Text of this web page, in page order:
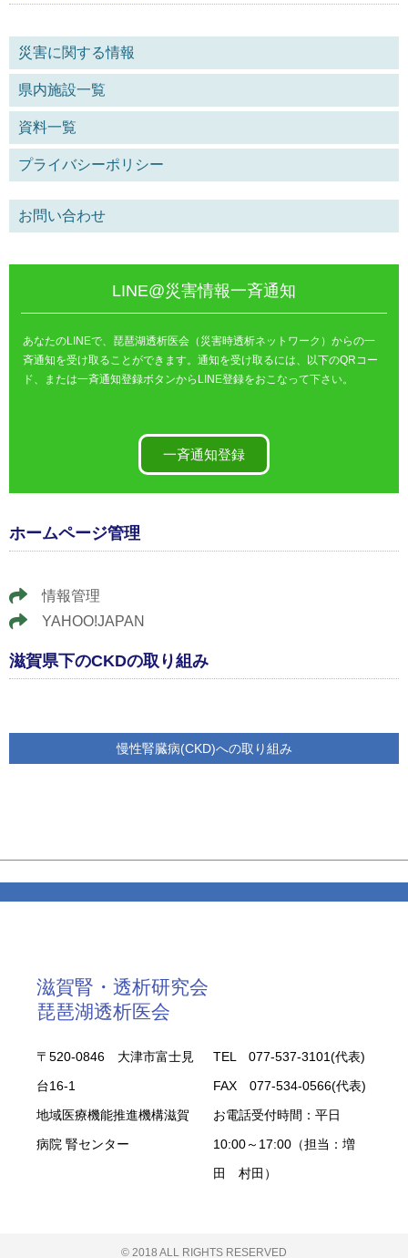
災害に関する情報
県内施設一覧
資料一覧
プライバシーポリシー
お問い合わせ
LINE@災害情報一斉通知
あなたのLINEで、琵琶湖透析医会（災害時透析ネットワーク）からの一
斉通知を受け取ることができます。通知を受け取るには、以下のQRコー
ド、または一斉通知登録ボタンからLINE登録をおこなって下さい。
一斉通知登録
ホームページ管理
情報管理
YAHOO!JAPAN
滋賀県下のCKDの取り組み
慢性腎臓病(CKD)への取り組み
滋賀腎・透析研究会
琵琶湖透析医会
〒520-0846 大津市富士見
台16-1
地域医療機能推進機構滋賀
病院 腎センター
TEL 077-537-3101(代表)
FAX 077-534-0566(代表)
お電話受付時間：平日
10:00～17:00（担当：増
田 村田）
© 2018 ALL RIGHTS RESERVED​